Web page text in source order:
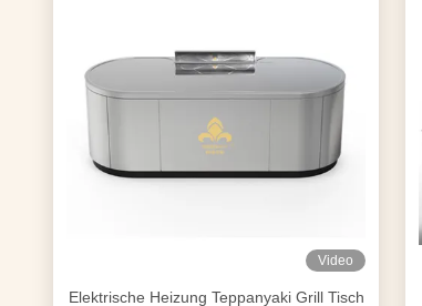
Video
Elektrische Heizung Teppanyaki Grill Tisch